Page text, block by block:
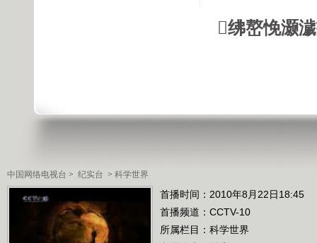
绋嶅悗灏
中国网络电视台 > 纪实台 > 科学世界
首播时间：2010年8月22日18:45
首播频道： CCTV-10
所属栏目： 科学世界